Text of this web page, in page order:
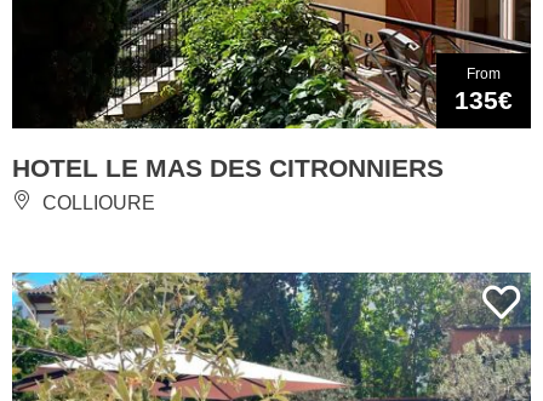
From
135€
HOTEL LE MAS DES CITRONNIERS
COLLIOURE